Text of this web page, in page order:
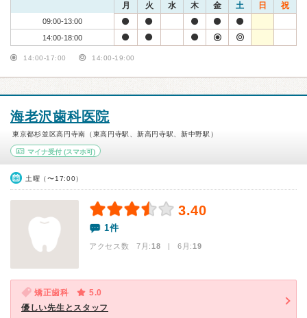
月 火 水 木 金 土 日 祝
09:00-13:00
14:00-18:00
14:00-17:00 14:00-19:00
海老沢歯科医院
東京都杉並区高円寺南（東高円寺駅、新高円寺駅、新中野駅）
マイナ受付 (スマホ可)
土曜（〜17:00）
3.40
1件
アクセス数 7月:18 | 6月:19
矯正歯科
5.0
優しい先生とスタッフ